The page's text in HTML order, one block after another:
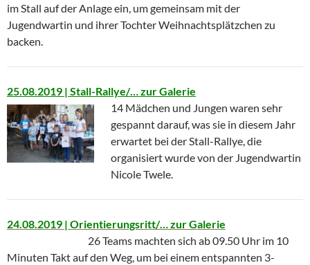
im Stall auf der Anlage ein, um gemeinsam mit der
Jugendwartin und ihrer Tochter Weihnachtsplätzchen zu
backen.
25.08.2019 | Stall-Rallye/… zur Galerie
14 Mädchen und Jungen waren sehr
gespannt darauf, was sie in diesem Jahr
erwartet bei der Stall-Rallye, die
organisiert wurde von der Jugendwartin
Nicole Twele.
24.08.2019 | Orientierungsritt/… zur Galerie
26 Teams machten sich ab 09.50 Uhr im 10
Minuten Takt auf den Weg, um bei einem entspannten 3-